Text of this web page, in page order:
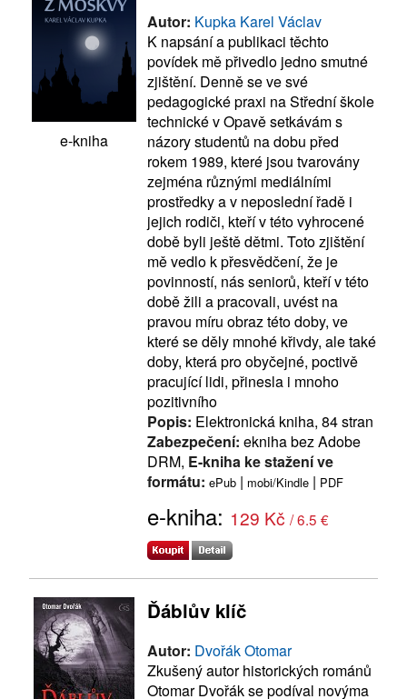
e-kniha
Autor: Kupka Karel Václav
K napsání a publikaci těchto
povídek mě přivedlo jedno smutné
zjištění. Denně se ve své
pedagogické praxi na Střední škole
technické v Opavě setkávám s
názory studentů na dobu před
rokem 1989, které jsou tvarovány
zejména různými mediálními
prostředky a v neposlední řadě i
jejich rodiči, kteří v této vyhrocené
době byli ještě dětmi. Toto zjištění
mě vedlo k přesvědčení, že je
povinností, nás seniorů, kteří v této
době žili a pracovali, uvést na
pravou míru obraz této doby, ve
které se děly mnohé křivdy, ale také
doby, která pro obyčejné, poctivě
pracující lidi, přinesla i mnoho
pozitivního
Popis: Elektronická kniha, 84 stran
Zabezpečení: ekniha bez Adobe
DRM, E-kniha ke stažení ve
formátu: ePub | mobi/Kindle | PDF
e-kniha: 129 Kč / 6.5 €
Ďáblův klíč
Autor: Dvořák Otomar
Zkušený autor historických románů
Otomar Dvořák se podíval novýma